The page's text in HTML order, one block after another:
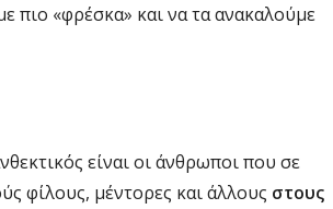
πιο «φρέσκα» και να τα ανακαλούμε
είναι οι άνθρωποι που σε
φίλους, μέντορες και άλλους στους